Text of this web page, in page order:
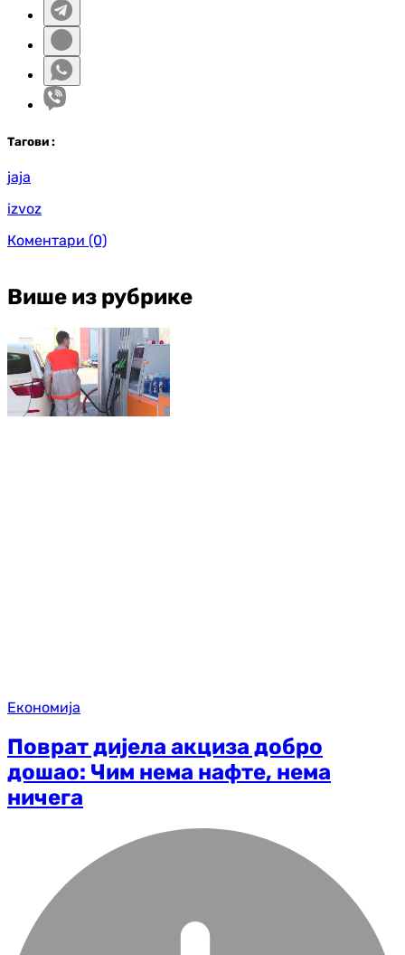
Тагови :
јаја
izvoz
Коментари (0)
Више из рубрике
Економија
Поврат дијела акциза добро
дошао: Чим нема нафте, нема
ничега